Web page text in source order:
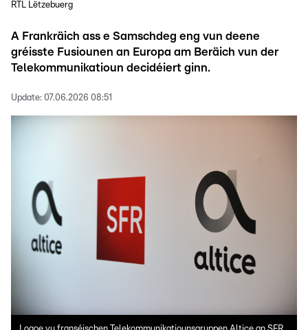
RTL Lëtzebuerg
A Frankräich ass e Samschdeg eng vun deene
gréisste Fusiounen an Europa am Beräich vun der
Telekommunikatioun decidéiert ginn.
Update: 07.06.2026 08:51